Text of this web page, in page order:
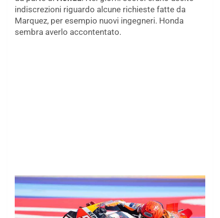
indiscrezioni riguardo alcune richieste fatte da
Marquez, per esempio nuovi ingegneri. Honda
sembra averlo accontentato.